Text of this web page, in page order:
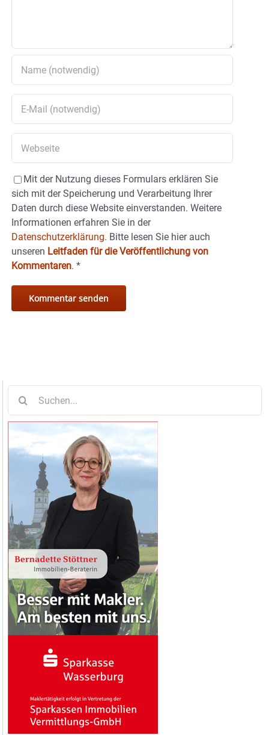
Mit der Nutzung dieses Formulars erklären Sie
sich mit der Speicherung und Verarbeitung Ihrer
Daten durch diese Website einverstanden. Weitere
Informationen erfahren Sie in der
Datenschutzerklärung. Bitte lesen Sie hier auch
unseren Leitfaden für die Veröffentlichung von
Kommentaren. *
nach: